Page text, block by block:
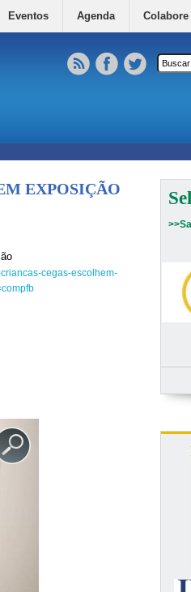
Eventos Agenda Colabore
EXPOSIÇÃO
cegas-escolhem-